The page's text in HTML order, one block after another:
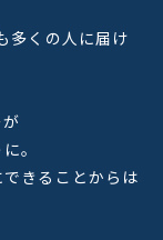
多くの人に届け
。
きることからは